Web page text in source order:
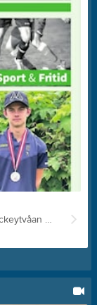
Din lokaltidning skriver om vår återkomst till Hockeytvåan och seriepremiären med derby mot Valbo HC. Läs reportaget här, på våra sociala medier, i papperstidningen eller på nätet. https://dinlt.prenly.com/p/din-lokaltidning/2026-07-14/r/14/26-27/829/2384618